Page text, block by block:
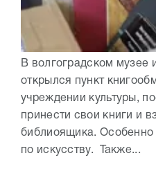
В волгоградском
открылся пункт
учреждении культуры,
принести свои книги и
библиоящика. Особенно
по искусству. Также...